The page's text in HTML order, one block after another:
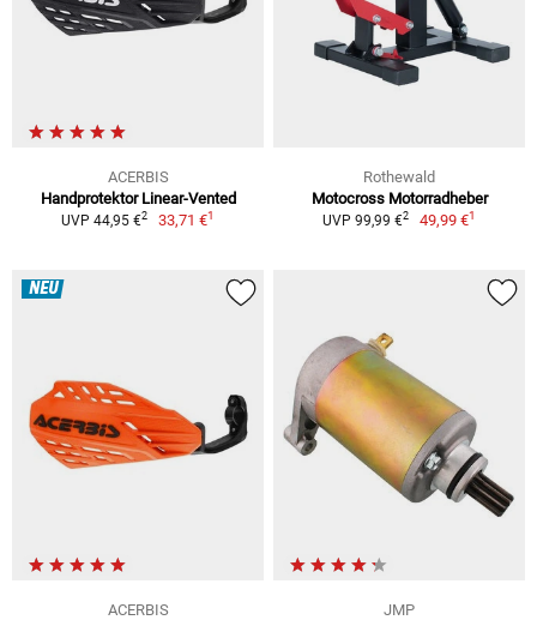
ACERBIS
Handprotektor Linear-Vented
UVP 44,95 €2 33,71 €1
Rothewald
Motocross Motorradheber
UVP 99,99 €2 49,99 €1
NEU
ACERBIS
JMP